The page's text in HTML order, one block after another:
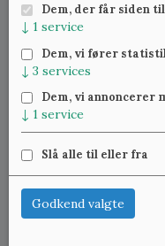
22 25 69 11
Se mere om:Vores
Dem, der får siden
↓ 1 service
Dem, vi fører
↓ 3 services
Dem, vi annoncerer
↓ 1 service
Slå alle til eller fra
Godkend valgte